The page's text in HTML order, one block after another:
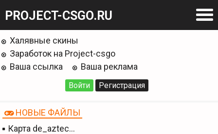
PROJECT-CSGO.RU
Халявные скины
Заработок на Project-csgo
Ваша ссылка
Ваша реклама
Войти Регистрация
НОВЫЕ ФАЙЛЫ
Карта de_aztec…